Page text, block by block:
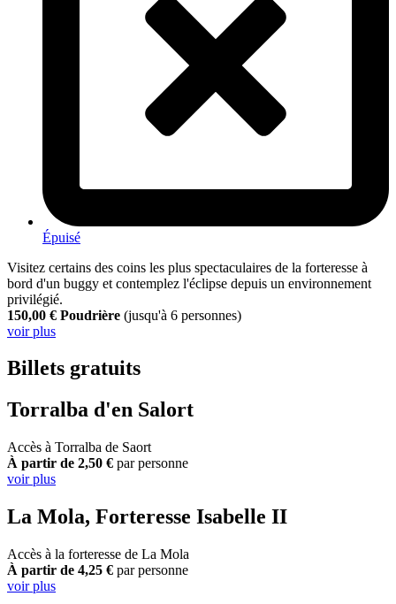
Épuisé
Visitez certains des coins les plus spectaculaires de la forteresse à
bord d'un buggy et contemplez l'éclipse depuis un environnement
privilégié.
150,00 € Poudrière (jusqu'à 6 personnes)
voir plus
Billets gratuits
Torralba d'en Salort
Accès à Torralba de Saort
À partir de 2,50 € par personne
voir plus
La Mola, Forteresse Isabelle II
Accès à la forteresse de La Mola
À partir de 4,25 € par personne
voir plus